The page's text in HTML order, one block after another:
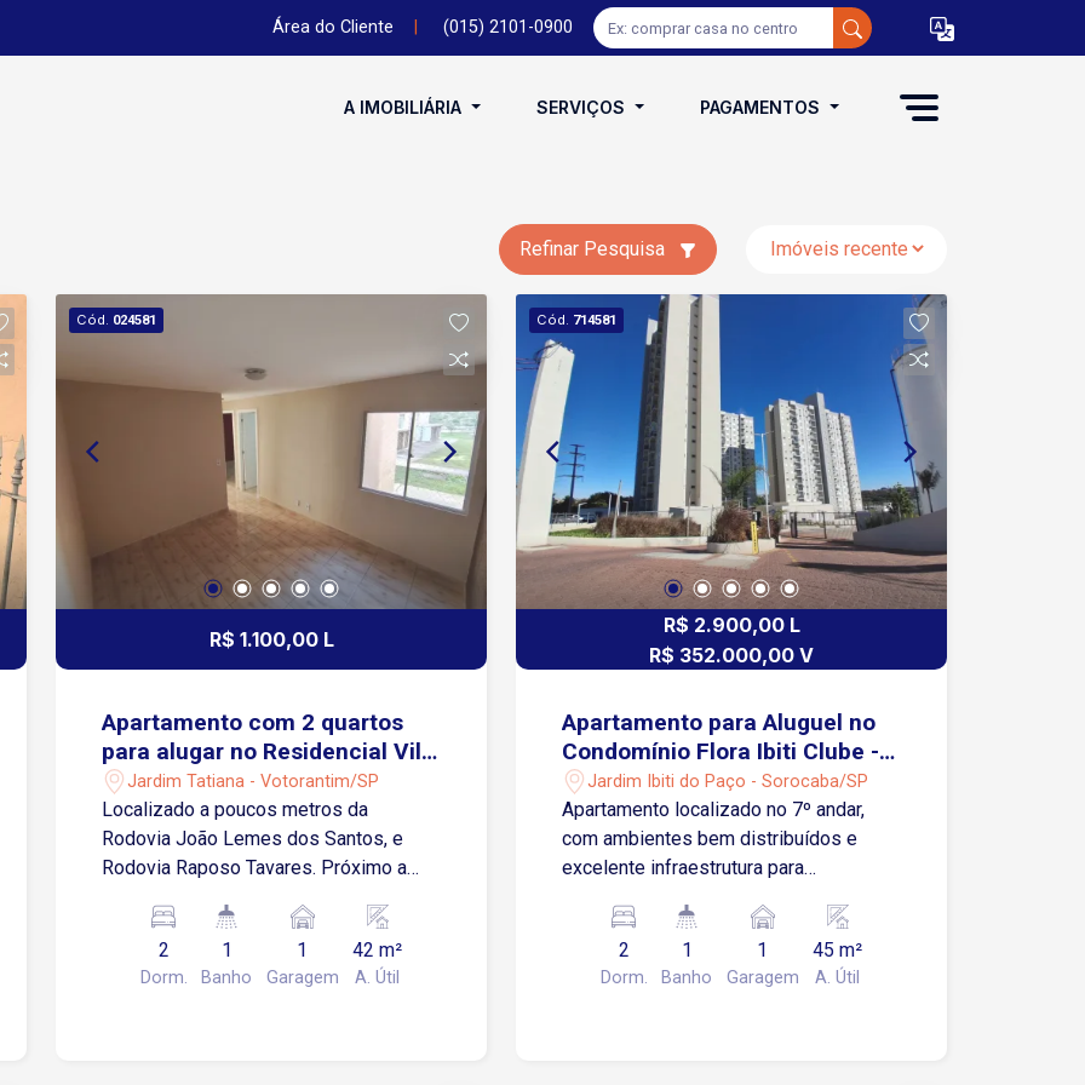
Área do Cliente (015) 2101-0900
A IMOBILIÁRIA SERVIÇOS PAGAMENTOS
Refinar Pesquisa
Cód. 024581
R$ 1.100,00 L
Apartamento com 2 quartos
para alugar no Residencial Vila
dos Bandeirantes em
Votorantim/SP
Jardim Tatiana - Votorantim/SP
Localizado a poucos metros da
Rodovia João Lemes dos Santos, e
Rodovia Raposo Tavares. Próximo a
outros comércios locais. A menos de
15 minutos da Faculdade Ufscar, a 10
minutos da Faculdade Anhanguera e
2
Dorm.
1
Banho
1
Garagem
42 m²
A. Útil
Cód. 714581
R$ 2.900,00 L
R$ 352.000,00 V
Apartamento para Aluguel no
Condomínio Flora Ibiti Clube -
Sorocaba/SP
Jardim Ibiti do Paço - Sorocaba/SP
Apartamento localizado no 7º andar,
com ambientes bem distribuídos e
excelente infraestrutura para
Valor do aluguel já incluso condomínio e
com ar-condicionado; Sacada; Cozinha
2
Dorm.
1
Banho
1
Garagem
45 m²
A. Útil